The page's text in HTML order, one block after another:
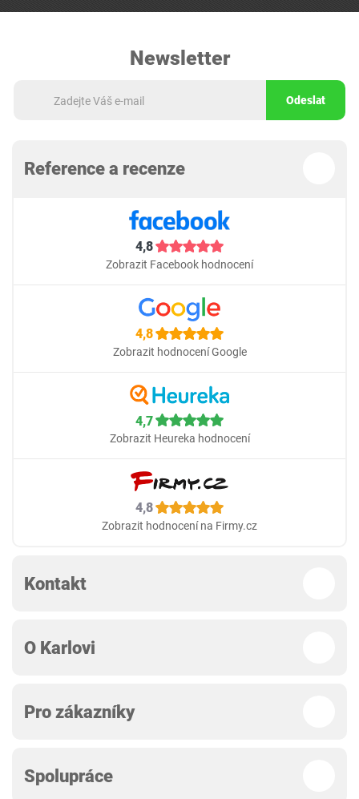
Newsletter
Odeslat
Reference a recenze
4,8
Zobrazit Facebook hodnocení
4,8
Zobrazit hodnocení Google
4,7
Zobrazit Heureka hodnocení
4,8
Zobrazit hodnocení na Firmy.cz
Kontakt
O Karlovi
Pro zákazníky
Spolupráce